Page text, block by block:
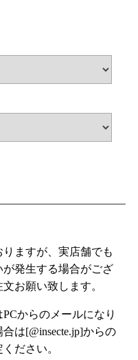
ますが、実店舗でも
発生する場合がござ
お願い致します。
からのメールになり
は[@insecte.jp]からの
ださい。